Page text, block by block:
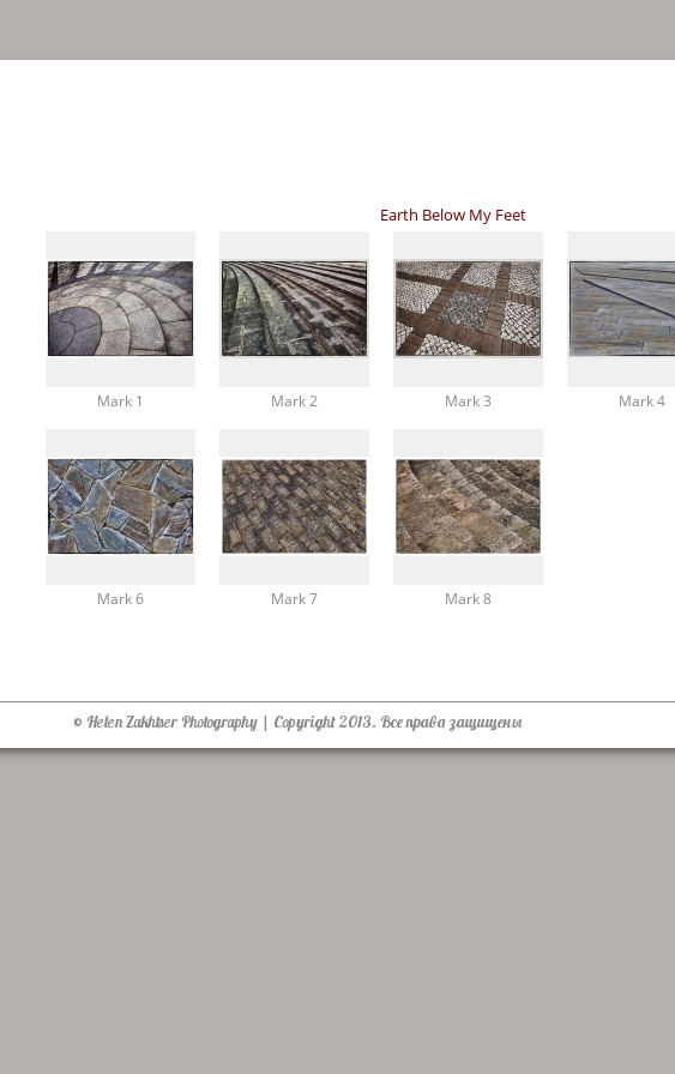
Earth Below My Feet
Mark 1 Mark 2 Mark 3 Mark 4
Mark 6 Mark 7 Mark 8
© Helen Zakhtser Photography | Copyright 2013. Все права защищены